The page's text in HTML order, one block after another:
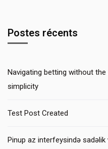
Postes récents
Navigating betting without
simplicity
Test Post Created
Pinup az interfeysində sadəlik